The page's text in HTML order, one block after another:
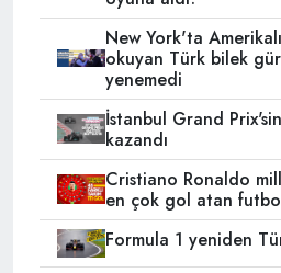
New York'ta
okuyan Türk bilek
yenemedi
İstanbul Grand
kazandı
Cristiano Ronaldo
en çok gol atan
Formula 1 yeniden